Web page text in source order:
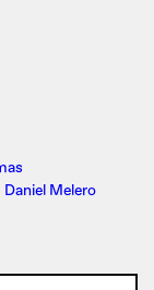
Daniel Melero